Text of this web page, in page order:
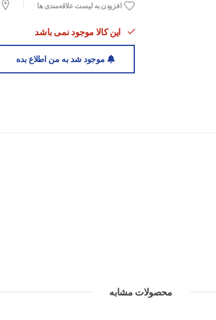
افزودن به لیست علاقه‌مندی ها
این کالا موجود نمی باشد
موجود شد به من اطلاع بده
محصولات مشابه